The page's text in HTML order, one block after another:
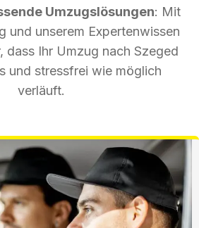
Umzugslösungen: Mit
und unserem Expertenwissen
dass Ihr Umzug nach Szeged
und stressfrei wie möglich
verläuft.